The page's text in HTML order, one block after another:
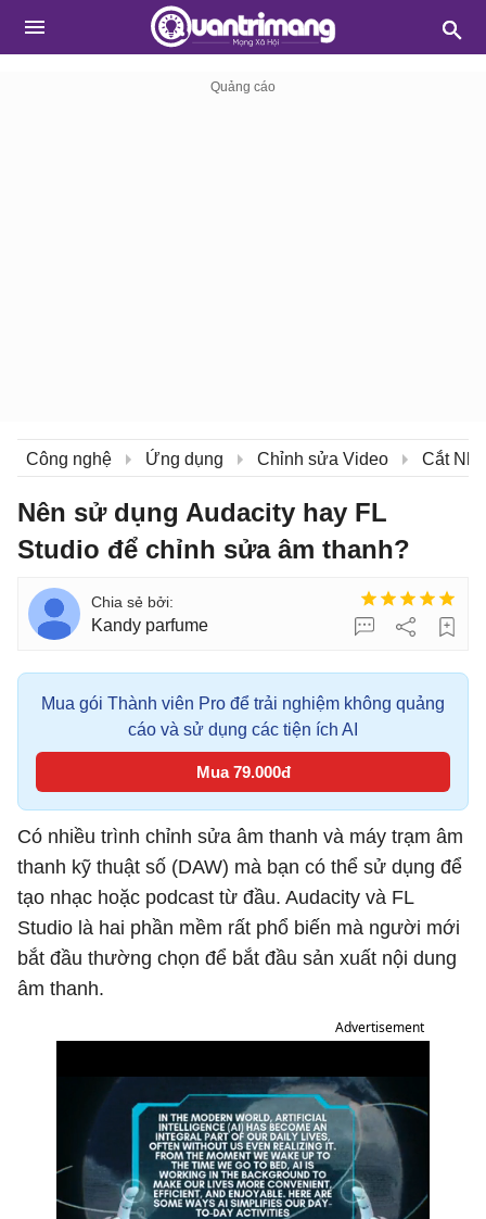
Công nghệ Ứng dụng Chỉnh sửa Video Cắt
Nên sử dụng Audacity hay FL
Studio để chỉnh sửa âm thanh?
Kandy parfume
Mua gói Thành viên Pro để trải nghiệm không quảng
cáo và sử dụng các tiện ích AI
Mua 79.000đ
Có nhiều trình chỉnh sửa âm thanh và máy trạm âm
thanh kỹ thuật số (DAW) mà bạn có thể sử dụng để
tạo nhạc hoặc podcast từ đầu. Audacity và FL
Studio là hai phần mềm rất phổ biến mà người mới
bắt đầu thường chọn để bắt đầu sản xuất nội dung
âm thanh.
Advertisement